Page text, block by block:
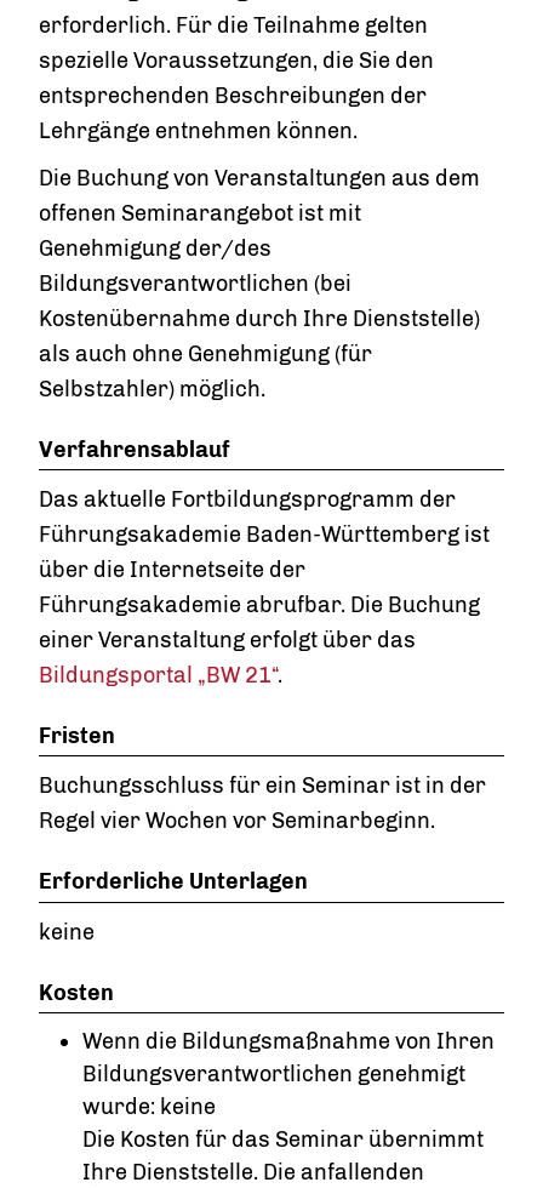
erforderlich. Für die Teilnahme gelten
spezielle Voraussetzungen, die Sie den
entsprechenden Beschreibungen der
Lehrgänge entnehmen können.
Die Buchung von Veranstaltungen aus dem
offenen Seminarangebot ist mit
Genehmigung der/des
Bildungsverantwortlichen (bei
Kostenübernahme durch Ihre Dienststelle)
als auch ohne Genehmigung (für
Selbstzahler) möglich.
Verfahrensablauf
Das aktuelle Fortbildungsprogramm der
Führungsakademie Baden-Württemberg ist
über die Internetseite der
Führungsakademie abrufbar. Die Buchung
einer Veranstaltung erfolgt über das
Bildungsportal „BW 21“.
Fristen
Buchungsschluss für ein Seminar ist in der
Regel vier Wochen vor Seminarbeginn.
Erforderliche Unterlagen
keine
Kosten
Wenn die Bildungsmaßnahme von Ihren
Bildungsverantwortlichen genehmigt
wurde: keine
Die Kosten für das Seminar übernimmt
Ihre Dienststelle. Die anfallenden